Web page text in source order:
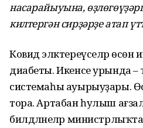
насарайыуына,
килтергән сирҙәрҙе атап
Ковид эләктереүселәр
диабеты. Икенсе урында –
системаһы ауырыуҙары.
тора. Артабан һулыш
билдәләнеләр